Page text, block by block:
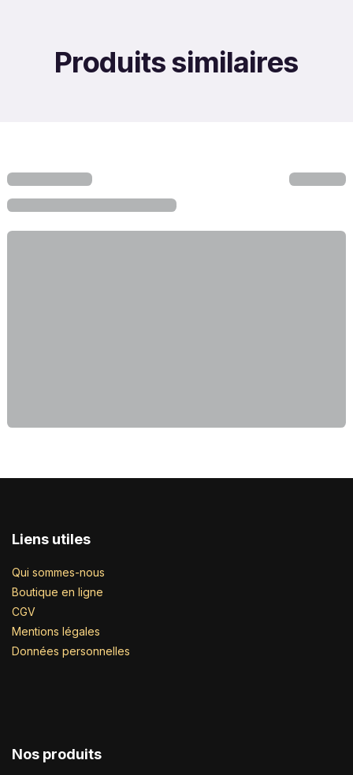
Produits similaires
Liens utiles
Qui sommes-nous
Boutique en ligne
CGV
Mentions légales
Données personnelles
Nos produits